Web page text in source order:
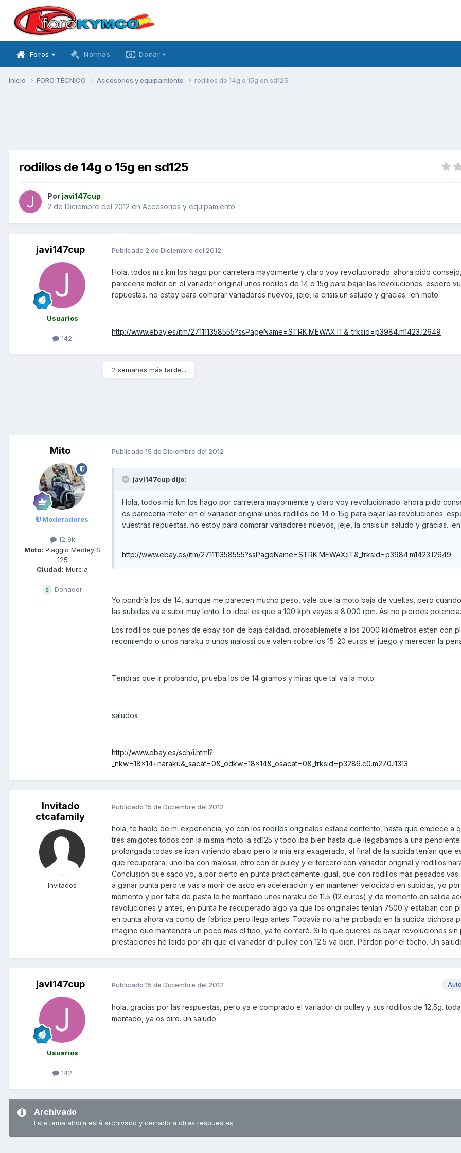
Foros Normas Donar
Inicio FORO TÉCNICO Accesorios y equipamiento rodillos de 14g o 15g en sd125
rodillos de 14g o 15g en sd125
Por javi147cup
2 de Diciembre del 2012 en Accesorios y equipamiento
javi147cup
Usuarios
142
Publicado 2 de Diciembre del 2012
Hola, todos mis km los hago por carretera mayormente y claro voy revolucionado. ahora pido
pareceria meter en el variador original unos rodillos de 14 o 15g para bajar las revoluciones. espero
repuestas. no estoy para comprar variadores nuevos, jeje, la crisis.un saludo y gracias. :en moto
http://www.ebay.es/itm/271111358555?ssPageName=STRK:MEWAX:IT&_trksid=p3984.m1423.l2649
2 semanas más tarde...
Mito
Moderadores
12,9k
Moto: Piaggio Medley S
125
Ciudad: Murcia
Donador
Publicado 15 de Diciembre del 2012
javi147cup dijo:
Hola, todos mis km los hago por carretera mayormente y claro voy revolucionado. ahora pido
os pareceria meter en el variador original unos rodillos de 14 o 15g para bajar las revoluciones.
vuestras repuestas. no estoy para comprar variadores nuevos, jeje, la crisis.un saludo y gracias.
http://www.ebay.es/itm/271111358555?ssPageName=STRK:MEWAX:IT&_trksid=p3984.m1423.l2649
Yo pondría los de 14, aunque me parecen mucho peso, vale que la moto baja de vueltas, pero
las subidas va a subir muy lento. Lo ideal es que a 100 kph vayas a 8.000 rpm. Asi no pierdes potencia.
Los rodillos que pones de ebay son de baja calidad, probablemete a los 2000 kilómetros esten con
recomiendo o unos naraku o unos malossi que valen sobre los 15-20 euros el juego y merecen la
Tendras que ir probando, prueba los de 14 gramos y miras que tal va la moto.
saludos
http://www.ebay.es/sch/i.html?
_nkw=18x14+naraku&_sacat=0&_odkw=18x14&_osacat=0&_trksid=p3286.c0.m270.l1313
Invitado
ctcafamily
Invitados
Publicado 15 de Diciembre del 2012
hola, te hablo de mi experiencia, yo con los rodillos originales estaba contento, hasta que empece a
tres amigotes todos con la misma moto la sd125 y todo iba bien hasta que llegabamos a una pendiente
prolongada todas se iban viniendo abajo pero la mía era exagerado, al final de la subida tenían que
que recuperara, uno iba con malossi, otro con dr puley y el tercero con variador original y rodillos
Conclusión que saco yo, a por cierto en punta prácticamente igual, que con rodillos más pesados vas
a ganar punta pero te vas a morir de asco en aceleración y en mantener velocidad en subidas, yo
momento y por falta de pasta le he montado unos naraku de 11.5 (12 euros) y de momento en salida
revoluciones y antes, en punta he recuperado algo ya que los originales tenían 7500 y estaban con
en punta ahora va como de fabrica pero llega antes. Todavia no la he probado en la subida dichosa
imagino que mantendra un poco mas el tipo, ya te contaré. Si lo que quieres es bajar revoluciones
prestaciones he leido por ahi que el variador dr pulley con 12.5 va bien. Perdon por el tocho. Un
javi147cup
Usuarios
142
Publicado 15 de Diciembre del 2012
hola, gracias por las respuestas, pero ya e comprado el variador dr pulley y sus rodillos de 12,5g.
montado, ya os dire. un saludo
Archivado
Este tema ahora está archivado y cerrado a otras respuestas.